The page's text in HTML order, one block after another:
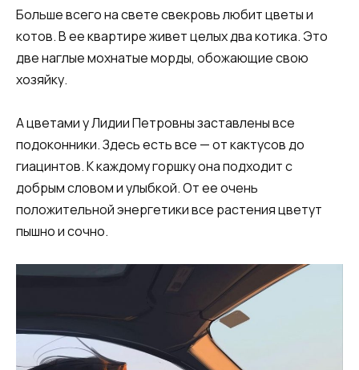
Больше всего на свете свекровь любит цветы и
котов. В ее квартире живет целых два котика. Это
две наглые мохнатые морды, обожающие свою
хозяйку.
А цветами у Лидии Петровны заставлены все
подоконники. Здесь есть все — от кактусов до
гиацинтов. К каждому горшку она подходит с
добрым словом и улыбкой. От ее очень
положительной энергетики все растения цветут
пышно и сочно.